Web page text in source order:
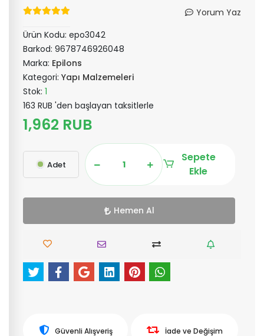
Yorum Yaz
Ürün Kodu: epo3042
Barkod: 9678746926048
Marka: Epilons
Kategori: Yapı Malzemeleri
Stok: 1
163 RUB 'den başlayan taksitlerle
1,962 RUB
Adet
Sepete
Ekle
Hemen Al
Güvenli Alışveriş İade ve Değişim